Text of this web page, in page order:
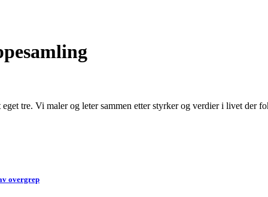
tre. Vi maler og leter sammen etter styrker og verdier i livet der
overgrep